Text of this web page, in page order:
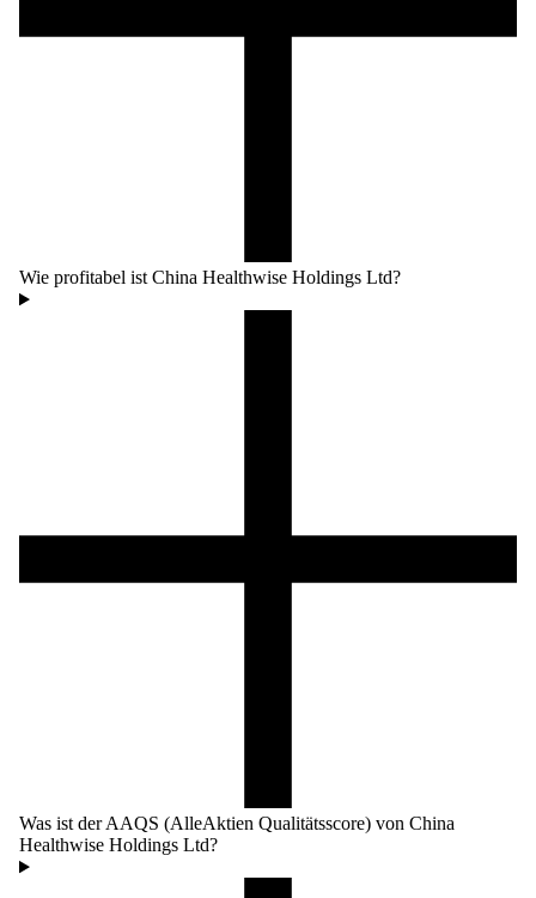
Wie profitabel ist China Healthwise Holdings Ltd?
Was ist der AAQS (AlleAktien Qualitätsscore) von China
Healthwise Holdings Ltd?